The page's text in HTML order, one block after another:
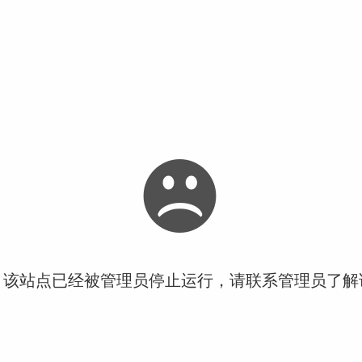
站点已经被管理员停止运行，请联系管理员了